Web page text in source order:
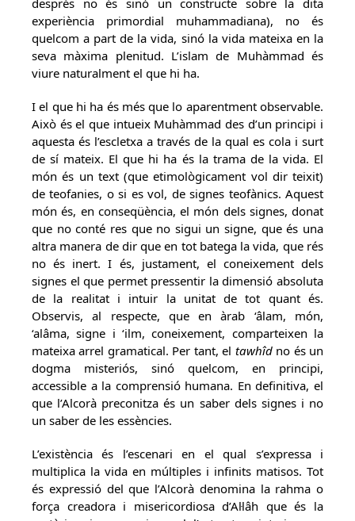
després no és sinó un constructe sobre la dita
experiència primordial muhammadiana), no és
quelcom a part de la vida, sinó la vida mateixa en la
seva màxima plenitud. L’islam de Muhàmmad és
viure naturalment el que hi ha.
I el que hi ha és més que lo aparentment observable.
Això és el que intueix Muhàmmad des d’un principi i
aquesta és l’escletxa a través de la qual es cola i surt
de sí mateix. El que hi ha és la trama de la vida. El
món és un text (que etimològicament vol dir teixit)
de teofanies, o si es vol, de signes teofànics. Aquest
món és, en conseqüència, el món dels signes, donat
que no conté res que no sigui un signe, que és una
altra manera de dir que en tot batega la vida, que rés
no és inert. I és, justament, el coneixement dels
signes el que permet pressentir la dimensió absoluta
de la realitat i intuir la unitat de tot quant és.
Observis, al respecte, que en àrab ‘âlam, món,
‘alâma, signe i ‘ilm, coneixement, comparteixen la
mateixa arrel gramatical. Per tant, el tawhîdno és un
dogma misteriós, sinó quelcom, en principi,
accessible a la comprensió humana. En definitiva, el
que l’Alcorà preconitza és un saber dels signes i no
un saber de les essències.
L’existència és l’escenari en el qual s’expressa i
multiplica la vida en múltiples i infinits matisos. Tot
és expressió del que l’Alcorà denomina la rahma o
força creadora i misericordiosa d’Al·lâh que és la